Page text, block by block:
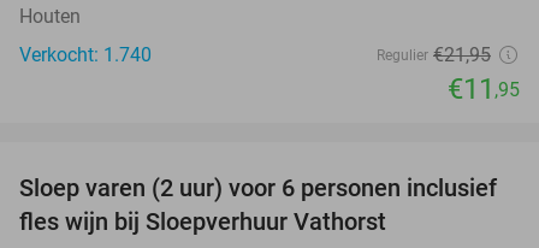
Houten
Verkocht: 1.740
Regulier €21,95
€11 ,95
41%
Sloep varen (2 uur) voor 6 personen inclusief
fles wijn bij Sloepverhuur Vathorst